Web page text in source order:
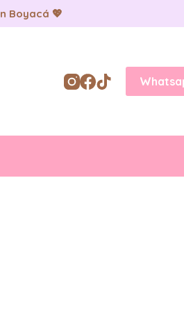
Boyacá 💖